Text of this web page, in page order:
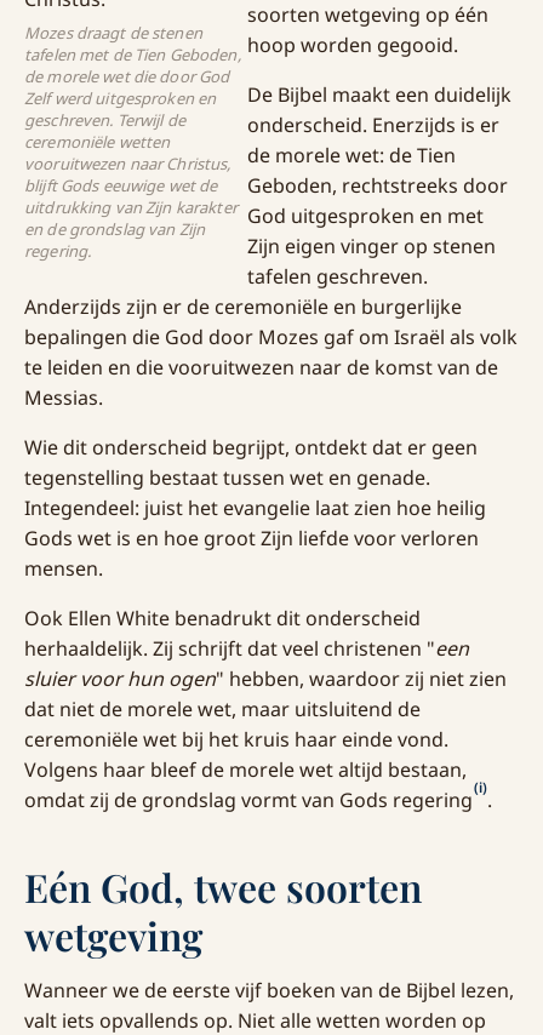
Mozes draagt de stenen
tafelen met de Tien Geboden,
de morele wet die door God
Zelf werd uitgesproken en
geschreven. Terwijl de
ceremoniële wetten
vooruitwezen naar Christus,
blijft Gods eeuwige wet de
uitdrukking van Zijn karakter
en de grondslag van Zijn
regering.
soorten wetgeving op één
hoop worden gegooid.
De Bijbel maakt een duidelijk
onderscheid. Enerzijds is er
de morele wet: de Tien
Geboden, rechtstreeks door
God uitgesproken en met
Zijn eigen vinger op stenen
tafelen geschreven.
Anderzijds zijn er de ceremoniële en burgerlijke
bepalingen die God door Mozes gaf om Israël als volk
te leiden en die vooruitwezen naar de komst van de
Messias.
Wie dit onderscheid begrijpt, ontdekt dat er geen
tegenstelling bestaat tussen wet en genade.
Integendeel: juist het evangelie laat zien hoe heilig
Gods wet is en hoe groot Zijn liefde voor verloren
mensen.
Ook Ellen White benadrukt dit onderscheid
herhaaldelijk. Zij schrijft dat veel christenen "een
sluier voor hun ogen" hebben, waardoor zij niet zien
dat niet de morele wet, maar uitsluitend de
ceremoniële wet bij het kruis haar einde vond.
Volgens haar bleef de morele wet altijd bestaan,
omdat zij de grondslag vormt van Gods regering(i).
Eén God, twee soorten
wetgeving
Wanneer we de eerste vijf boeken van de Bijbel lezen,
valt iets opvallends op. Niet alle wetten worden op